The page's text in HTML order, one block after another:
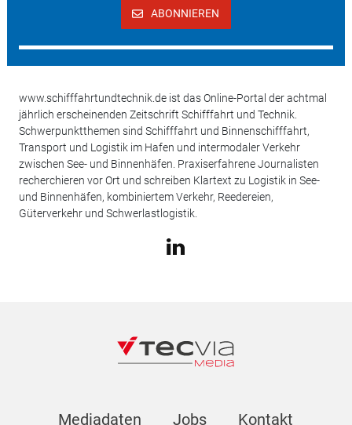
ABONNIEREN
www.schifffahrtundtechnik.de ist das Online-Portal der achtmal
jährlich erscheinenden Zeitschrift Schifffahrt und Technik.
Schwerpunktthemen sind Schifffahrt und Binnenschifffahrt,
Transport und Logistik im Hafen und intermodaler Verkehr
zwischen See- und Binnenhäfen. Praxiserfahrene Journalisten
recherchieren vor Ort und schreiben Klartext zu Logistik in See-
und Binnenhäfen, kombiniertem Verkehr, Reedereien,
Güterverkehr und Schwerlastlogistik.
Mediadaten Jobs Kontakt